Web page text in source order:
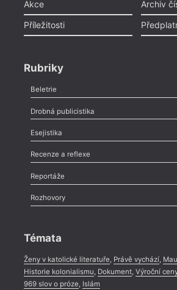
Akce
Příležitosti
Archiv
Rubriky
Beletrie
Poezie,Próza,Dokumenty
Drobná publicistika
Odlesk
Nekrolog,Glosa,Sloupek,Pozvánka,
Esejistika
Esej ,Pádlo,Úvaha
Recenze a reflexe
Recenze
Méně slov o próze,Celá rubrika
Reportáže
Literární zítřky
Celá rubrika
Rozhovory
Témata
Ženy v katolické literatuře, Právě vychází,
Historie kolonialismu, Dokument, Výroční
969 slov o próze, Islám